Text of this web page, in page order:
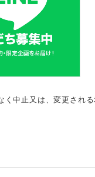
中止又は、変更され